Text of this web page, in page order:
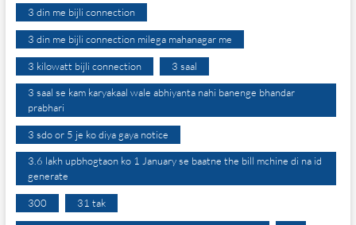
3 din me bijli connection
3 din me bijli connection milega mahanagar me
3 kilowatt bijli connection 3 saal
3 saal se kam karyakaal wale abhiyanta nahi banenge bhandar
prabhari
3 sdo or 5 je ko diya gaya notice
3.6 lakh upbhogtaon ko 1 January se baatne the bill mchine di na id
generate
300 31 tak